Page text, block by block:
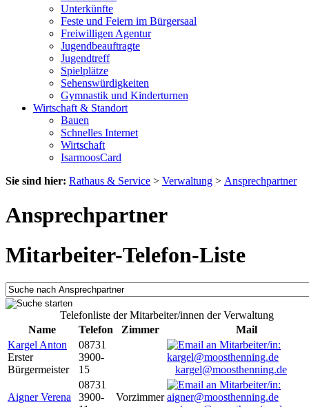
Unterkünfte
Feste und Feiern im Bürgersaal
Freiwilligen Agentur
Jugendbeauftragte
Jugendtreff
Spielplätze
Sehenswürdigkeiten
Gymnastik und Kinderturnen
Wirtschaft & Standort
Bauen
Schnelles Internet
Wirtschaft
IsarmoosCard
Sie sind hier: Rathaus & Service > Verwaltung > Ansprechpartner
Ansprechpartner
Mitarbeiter-Telefon-Liste
Telefonliste der Mitarbeiter/innen der Verwaltung
Name
Telefon Zimmer
Mail
Kargel Anton
Erster
Bürgermeister
08731
3900-
15
kargel@moosthenning.de
Aigner Verena
08731
3900-
Vorzimmer